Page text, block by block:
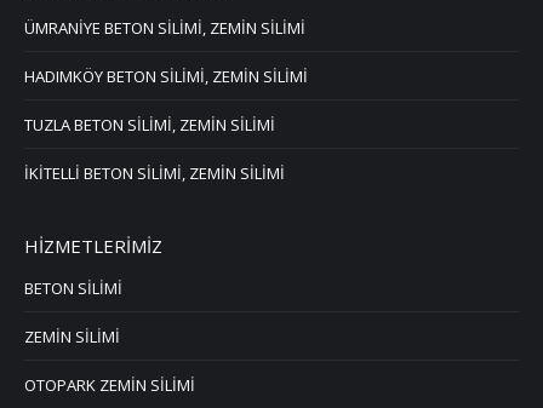
ÜMRANİYE BETON SİLİMİ, ZEMİN SİLİMİ
HADIMKÖY BETON SİLİMİ, ZEMİN SİLİMİ
TUZLA BETON SİLİMİ, ZEMİN SİLİMİ
İKİTELLİ BETON SİLİMİ, ZEMİN SİLİMİ
HİZMETLERİMİZ
BETON SİLİMİ
ZEMİN SİLİMİ
OTOPARK ZEMİN SİLİMİ